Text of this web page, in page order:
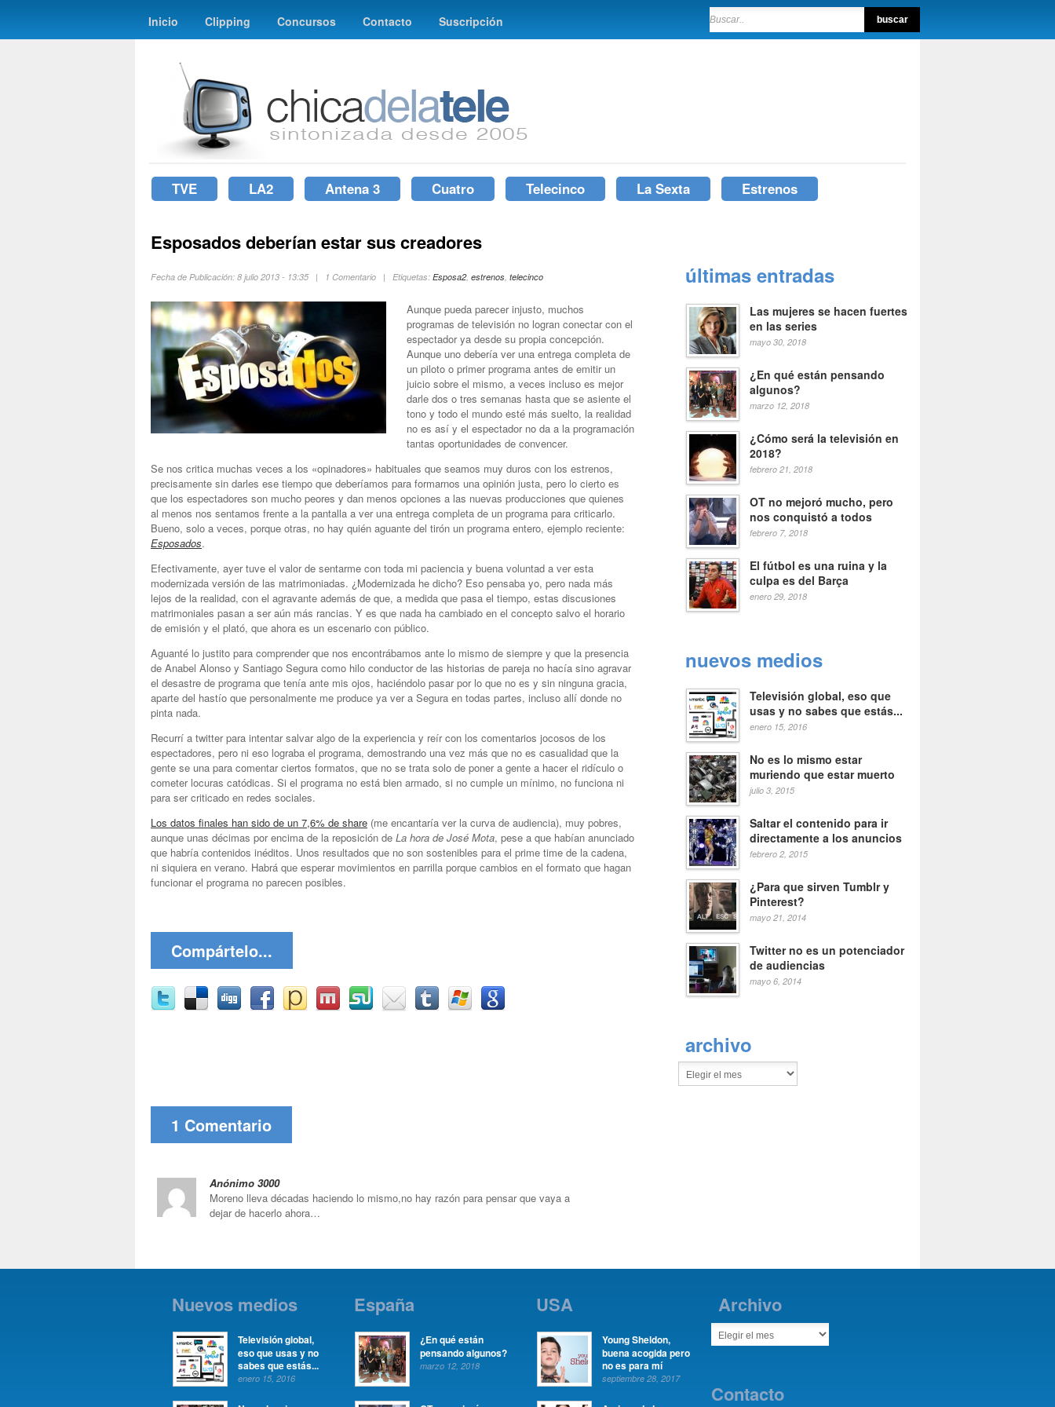
Inicio Clipping Concursos Contacto Suscripción
TVE LA2 Antena 3 Cuatro Telecinco La Sexta Estrenos
Esposados deberían estar sus creadores
Fecha de Publicación: 8 julio 2013 - 13:35 | 1 Comentario | Etiquetas: Esposa2, estrenos, telecinco
Aunque pueda parecer injusto, muchos
programas de televisión no logran conectar con el
espectador ya desde su propia concepción.
Aunque uno debería ver una entrega completa de
un piloto o primer programa antes de emitir un
juicio sobre el mismo, a veces incluso es mejor
darle dos o tres semanas hasta que se asiente el
tono y todo el mundo esté más suelto, la realidad
no es así y el espectador no da a la programación
tantas oportunidades de convencer.
Se nos critica muchas veces a los «opinadores» habituales que seamos muy duros con los estrenos,
precisamente sin darles ese tiempo que deberíamos para formarnos una opinión justa, pero lo cierto es
que los espectadores son mucho peores y dan menos opciones a las nuevas producciones que quienes
al menos nos sentamos frente a la pantalla a ver una entrega completa de un programa para criticarlo.
Bueno, solo a veces, porque otras, no hay quién aguante del tirón un programa entero, ejemplo reciente:
Esposados.
Efectivamente, ayer tuve el valor de sentarme con toda mi paciencia y buena voluntad a ver esta
modernizada versión de las matrimoniadas. ¿Modernizada he dicho? Eso pensaba yo, pero nada más
lejos de la realidad, con el agravante además de que, a medida que pasa el tiempo, estas discusiones
matrimoniales pasan a ser aún más rancias. Y es que nada ha cambiado en el concepto salvo el horario
de emisión y el plató, que ahora es un escenario con público.
Aguanté lo justito para comprender que nos encontrábamos ante lo mismo de siempre y que la presencia
de Anabel Alonso y Santiago Segura como hilo conductor de las historias de pareja no hacía sino agravar
el desastre de programa que tenía ante mis ojos, haciéndolo pasar por lo que no es y sin ninguna gracia,
aparte del hastío que personalmente me produce ya ver a Segura en todas partes, incluso allí donde no
pinta nada.
Recurrí a twitter para intentar salvar algo de la experiencia y reír con los comentarios jocosos de los
espectadores, pero ni eso lograba el programa, demostrando una vez más que no es casualidad que la
gente se una para comentar ciertos formatos, que no se trata solo de poner a gente a hacer el ridículo o
cometer locuras catódicas. Si el programa no está bien armado, si no cumple un mínimo, no funciona ni
para ser criticado en redes sociales.
Los datos finales han sido de un 7,6% de share (me encantaría ver la curva de audiencia), muy pobres,
aunque unas décimas por encima de la reposición de La hora de José Mota, pese a que habían anunciado
que habría contenidos inéditos. Unos resultados que no son sostenibles para el prime time de la cadena,
ni siquiera en verano. Habrá que esperar movimientos en parrilla porque cambios en el formato que hagan
funcionar el programa no parecen posibles.
Compártelo...
1 Comentario
Anónimo 3000
Moreno lleva décadas haciendo lo mismo,no hay razón para pensar que vaya a
dejar de hacerlo ahora…
últimas entradas
Las mujeres se hacen fuertes
en las series
mayo 30, 2018
¿En qué están pensando
algunos?
marzo 12, 2018
¿Cómo será la televisión en
2018?
febrero 21, 2018
OT no mejoró mucho, pero
nos conquistó a todos
febrero 7, 2018
El fútbol es una ruina y la
culpa es del Barça
enero 29, 2018
nuevos medios
Televisión global, eso que
usas y no sabes que estás...
enero 15, 2016
No es lo mismo estar
muriendo que estar muerto
julio 3, 2015
Saltar el contenido para ir
directamente a los anuncios
febrero 2, 2015
¿Para que sirven Tumblr y
Pinterest?
mayo 21, 2014
Twitter no es un potenciador
de audiencias
mayo 6, 2014
archivo
Nuevos medios
Televisión global,
eso que usas y no
sabes que estás...
enero 15, 2016
España
¿En qué están
pensando algunos?
marzo 12, 2018
USA
Young Sheldon,
buena acogida pero
no es para mí
septiembre 28, 2017
Archivo
Contacto